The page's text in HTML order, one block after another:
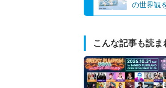
の世界観
こんな記事も読ま